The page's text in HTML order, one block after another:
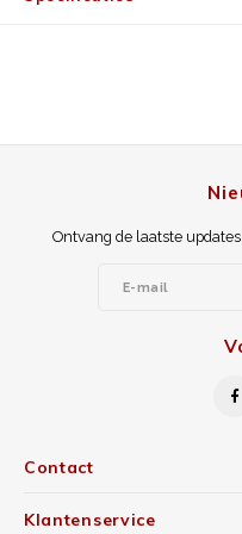
Contact
Ontvang de laatste
Klantenservice